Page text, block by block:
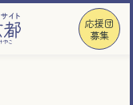
応援団
募集